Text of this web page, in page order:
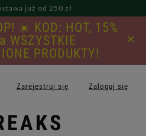
już od 250 zł
☀️ KOD: HOT, 15%
WSZYSTKIE
PRODUKTY!
×
Zarejestruj się Zaloguj się